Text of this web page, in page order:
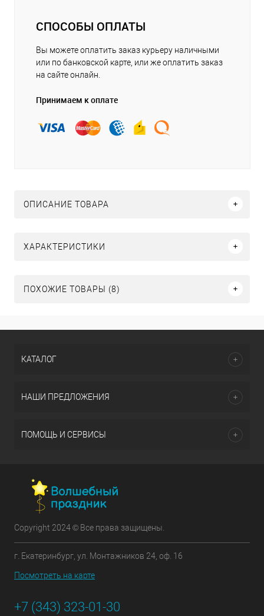
СПОСОБЫ ОПЛАТЫ
Вы можете оплатить заказ курьеру наличными
или по банковской карте, или же оплатить заказ
на сайте онлайн.
Принимаем к оплате
ОПИСАНИЕ ТОВАРА
ХАРАКТЕРИСТИКИ
ПОХОЖИЕ ТОВАРЫ (8)
КАТАЛОГ
НАШИ ПРЕДЛОЖЕНИЯ
ПОМОЩЬ И СЕРВИСЫ
Copyright 2024 © Все права защищены.
г. Екатеринбург, ул. Монтажников 24, оф. 16
Посмотреть на карте
+7 (343) 323-01-30